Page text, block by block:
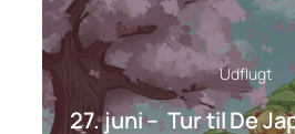
Udflugt
27. juni – Tur til De